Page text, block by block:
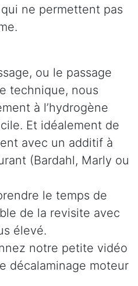
ne permettent pas
ou le passage
technique, nous
à l’hydrogène
Et idéalement de
avec un additif à
(Bardahl, Marly ou
le temps de
de la revisite avec
élevé.
notre petite vidéo
décalaminage moteur